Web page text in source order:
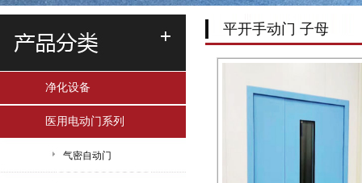
净化设备
医用电动门系列
气密自动门
平开手动门 子母